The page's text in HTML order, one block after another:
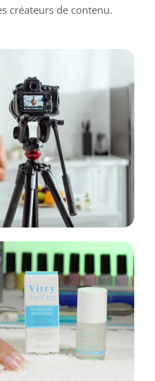
créateurs de contenu.